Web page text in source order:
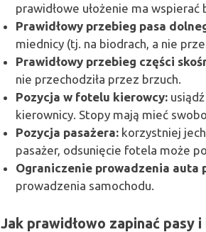
prawidłowe ułożenie ma
Prawidłowy przebieg pasa
miednicy (tj. na biodrach, a nie
Prawidłowy przebieg części
nie przechodziła przez brzuch.
Pozycja w fotelu kierowcy:
kierownicy. Stopy mają mieć
Pozycja pasażera: korzystniej
pasażer, odsunięcie fotela może
Ograniczenie prowadzenia auta
prowadzenia samochodu.
Jak prawidłowo zapinać